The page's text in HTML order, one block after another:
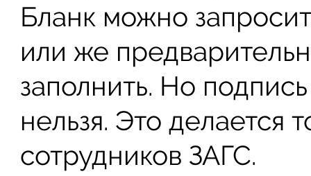
Бланк можно
или же
заполнить. Но
нельзя. Это делается
сотрудников ЗАГС.